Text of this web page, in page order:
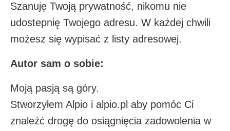
Szanuję Twoją prywatność, nikomu nie
udostepnię Twojego adresu. W każdej chwili
możesz się wypisać z listy adresowej.
Autor sam o sobie:
Moją pasją są góry.
Stworzyłem Alpio i alpio.pl aby pomóc Ci
znaleźć drogę do osiągnięcia zadowolenia w